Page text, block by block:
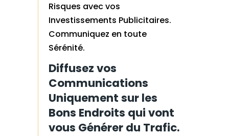
Risques avec vos
Investissements Publicitaires.
Communiquez en toute
Sérénité.
Diffusez vos
Communications
Uniquement sur les
Bons Endroits qui vont
vous Générer du Trafic.